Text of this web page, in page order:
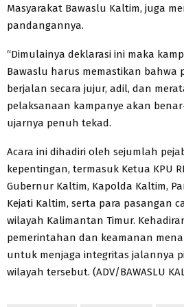
Masyarakat Bawaslu Kaltim, juga
pandangannya.
“Dimulainya deklarasi ini maka
Bawaslu harus memastikan bahwa
berjalan secara jujur, adil, dan
pelaksanaan kampanye akan
ujarnya penuh tekad.
Acara ini dihadiri oleh sejumlah
kepentingan, termasuk Ketua KPU
Gubernur Kaltim, Kapolda Kaltim,
Kejati Kaltim, serta para pasangan
wilayah Kalimantan Timur.
pemerintahan dan keamanan
untuk menjaga integritas jalannya
wilayah tersebut. (ADV/BAWASLU